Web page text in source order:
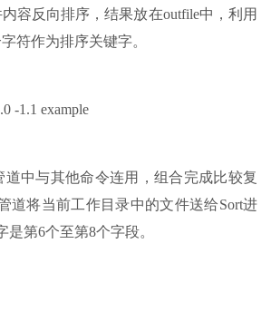
容反向排序，结果放在outfile中，利用
符作为排序关键字。
-1.1 example
道中与其他命令连用，组合完成比较复
道将当前工作目录中的文件送给Sort进
第6个至第8个字段。